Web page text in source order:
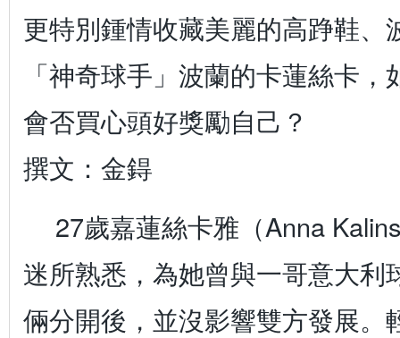
更特別鍾情收藏美麗的高踭鞋、
「神奇球手」波蘭的卡蓮絲卡
會否買心頭好獎勵自己？
撰文：金鍀
27歲嘉蓮絲卡雅（Anna
迷所熟悉，為她曾與一哥意大利
倆分開後，並沒影響雙方發展。